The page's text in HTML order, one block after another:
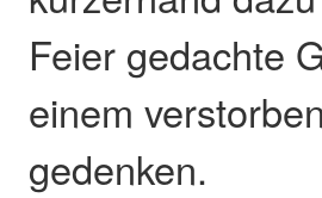
Feier gedachte
einem
gedenken.